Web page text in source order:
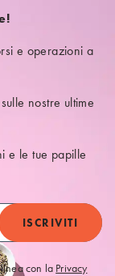
e operazioni a
nostre ultime
e le tue papille
con la Privacy